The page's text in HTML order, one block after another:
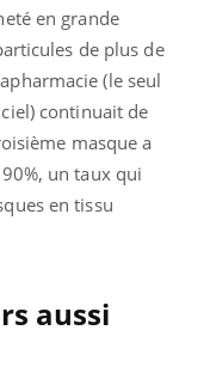
en grande
de plus de
(le seul
continuait de
masque a
un taux qui
en tissu
aussi